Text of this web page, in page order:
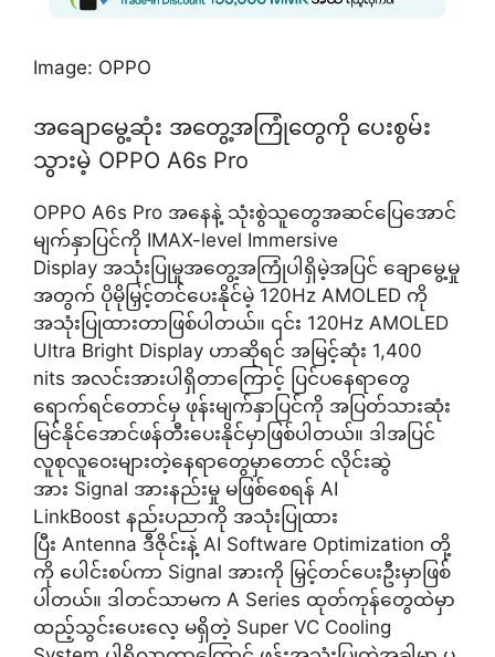
Image: OPPO
အချောမွေ့ဆုံး အတွေ့အကြုံတွေကို ပေးစွမ်း
သွားမဲ့ OPPO A6s Pro
OPPO A6s Pro အနေနဲ့ သုံးစွဲသူတွေအဆင်ပြေအောင်
မျက်နှာပြင်ကို IMAX-level Immersive
Display အသုံးပြုမှုအတွေ့အကြုံပါရှိမဲ့အပြင် ချောမွေ့မှု
အတွက် ပိုမိုမြှင့်တင်ပေးနိုင်မဲ့ 120Hz AMOLED ကို
အသုံးပြုထားတာဖြစ်ပါတယ်။ ၎င်း 120Hz AMOLED
Ultra Bright Display ဟာဆိုရင် အမြင့်ဆုံး 1,400
nits အလင်းအားပါရှိတာကြောင့် ပြင်ပနေရာတွေ
ရောက်ရင်တောင်မှ ဖုန်းမျက်နှာပြင်ကို အပြတ်သားဆုံး
မြင်နိုင်အောင်ဖန်တီးပေးနိုင်မှာဖြစ်ပါတယ်။ ဒါအပြင်
လူစုလူဝေးများတဲ့နေရာတွေမှာတောင် လိုင်းဆွဲ
အား Signal အားနည်းမှု မဖြစ်စေရန် AI
LinkBoost နည်းပညာကို အသုံးပြုထား
ပြီး Antenna ဒီဇိုင်းနဲ့ AI Software Optimization တို့
ကို ပေါင်းစပ်ကာ Signal အားကို မြှင့်တင်ပေးဦးမှာဖြစ်
ပါတယ်။ ဒါတင်သာမက A Series ထုတ်ကုန်တွေထဲမှာ
ထည့်သွင်းပေးလေ့ မရှိတဲ့ Super VC Cooling